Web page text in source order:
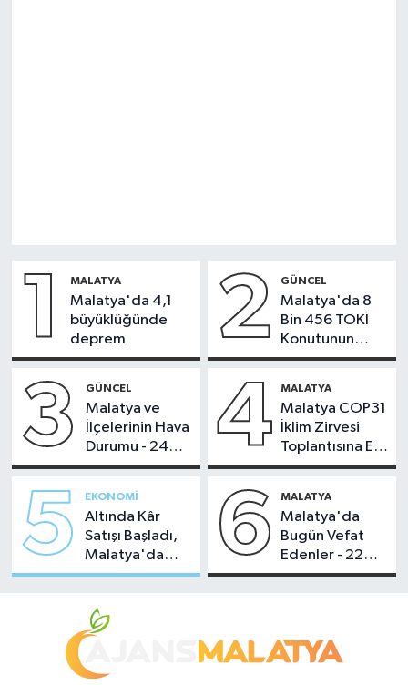
1 MALATYA
Malatya'da 4,1
büyüklüğünde
deprem
2 GÜNCEL
Malatya'da 8
Bin 456 TOKİ
Konutunun
Kurası Bugün
3 GÜNCEL
Malatya ve
İlçelerinin Hava
Durumu - 24
Temmuz 2026
4 MALATYA
Malatya COP31
İklim Zirvesi
Toplantısına Ev
Sahipliği Yaptı
5 EKONOMI
Altında Kâr
Satışı Başladı,
Malatya'da
Makas Ne
6 MALATYA
Malatya'da
Bugün Vefat
Edenler - 22
Temmuz 2026